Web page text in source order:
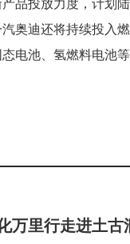
品投放力度，计划
奥迪还将持续投入
电池、氢燃料电池
万里行走进土